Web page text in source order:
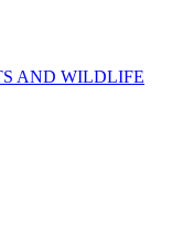
AND WILDLIFE